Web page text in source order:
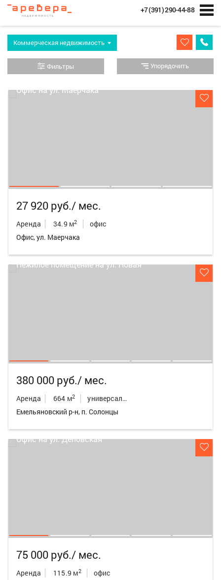
+7 (391) 290-44-88
Коммерческая недвижимость
Фильтры Упорядочить
27 920 руб./ мес.
Аренда 34.9 м2
офис
Офис, ул. Маерчака
380 000 руб./ мес.
Аренда 664 м2
универсальное неж.пом.
Емельяновский р-н, п. Солонцы
75 000 руб./ мес.
Аренда 115.9 м2
офис